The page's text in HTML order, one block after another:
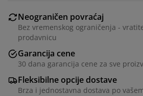
Neograničen povraćaj
Bez vremenskog ograničenja -
prodavnicu
Garancija cene
30 dana garancija cene za sve
Fleksibilne opcije dostave
Brza i jednostavna dostava po